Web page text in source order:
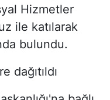
Hizmetler
ile katılarak
bulundu.
dağıtıldı